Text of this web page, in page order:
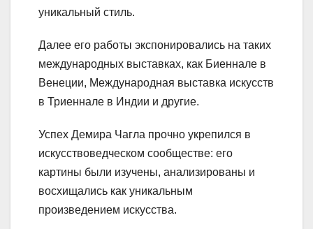
уникальный стиль.
Далее его работы экспонировались на таких
международных выставках, как Биеннале в
Венеции, Международная выставка искусств
в Триеннале в Индии и другие.
Успех Демира Чагла прочно укрепился в
искусствоведческом сообществе: его
картины были изучены, анализированы и
восхищались как уникальным
произведением искусства.